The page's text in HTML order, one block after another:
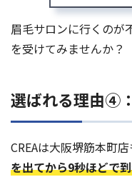
眉毛サロンに行くのが
を受けてみませんか？
選ばれる理由④
CREAは大阪堺筋本町
を出てから9秒ほどで